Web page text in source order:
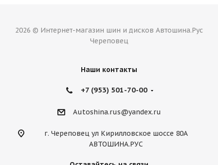
2026 © Интернет-магазин шин и дисков Автошина.Рус
Череповец
Наши контакты
+7 (953) 501-70-00
Autoshina.rus@yandex.ru
г. Череповец ул Кирилловское шоссе 80А
АВТОШИНА.РУС